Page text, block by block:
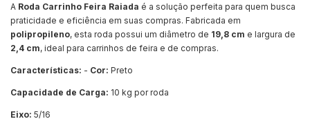
A Roda Carrinho Feira Raiada é a solução perfeita para quem busca
praticidade e eficiência em suas compras. Fabricada em
polipropileno, esta roda possui um diâmetro de 19,8 cm e largura de
2,4 cm, ideal para carrinhos de feira e de compras.
Características: - Cor: Preto
Capacidade de Carga: 10 kg por roda
Eixo: 5/16